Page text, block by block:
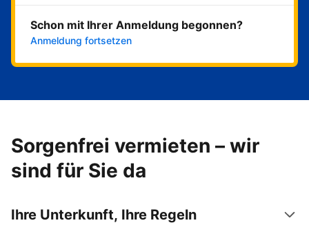
Schon mit Ihrer Anmeldung begonnen?
Anmeldung fortsetzen
Sorgenfrei vermieten – wir
sind für Sie da
Ihre Unterkunft, Ihre Regeln